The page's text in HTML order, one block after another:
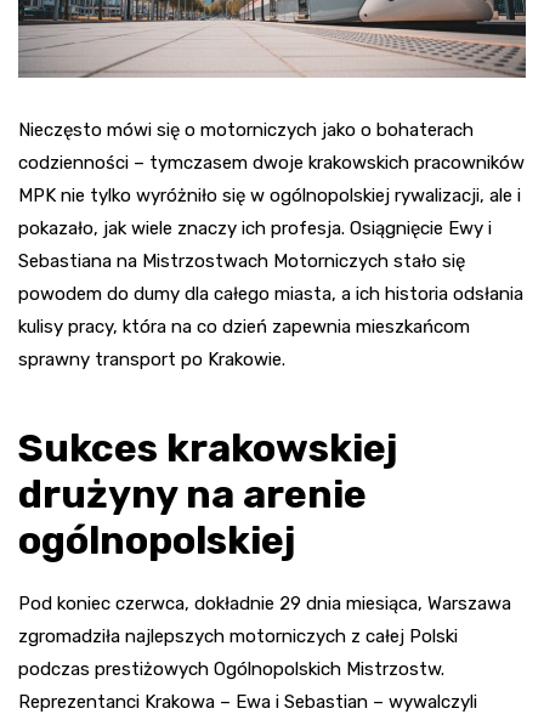
Nieczęsto mówi się o motorniczych jako o bohaterach
codzienności – tymczasem dwoje krakowskich pracowników
MPK nie tylko wyróżniło się w ogólnopolskiej rywalizacji, ale i
pokazało, jak wiele znaczy ich profesja. Osiągnięcie Ewy i
Sebastiana na Mistrzostwach Motorniczych stało się
powodem do dumy dla całego miasta, a ich historia odsłania
kulisy pracy, która na co dzień zapewnia mieszkańcom
sprawny transport po Krakowie.
Sukces krakowskiej
drużyny na arenie
ogólnopolskiej
Pod koniec czerwca, dokładnie 29 dnia miesiąca, Warszawa
zgromadziła najlepszych motorniczych z całej Polski
podczas prestiżowych Ogólnopolskich Mistrzostw.
Reprezentanci Krakowa – Ewa i Sebastian – wywalczyli